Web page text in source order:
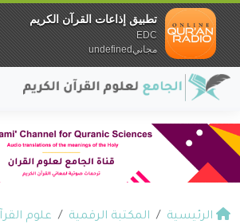
الرئيسية المكتبة الرقمية
علوم
تطبيق إذاعات القرآن الكريم
EDC
مجانيundefined